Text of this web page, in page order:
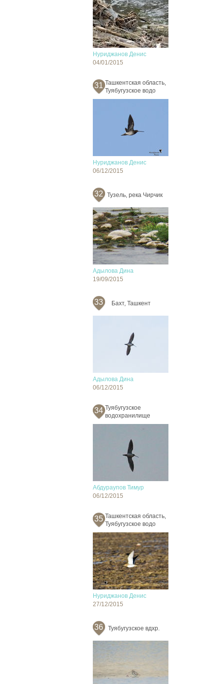
Нуриджанов Денис
04/01/2015
31 Ташкентская область,
Туябугузское водо
Нуриджанов Денис
06/12/2015
32 Тузель, река Чирчик
Адылова Дина
19/09/2015
33 Бахт, Ташкент
Адылова Дина
06/12/2015
34 Туябугузское
водохранилище
Абдураупов Тимур
06/12/2015
35 Ташкентская область,
Туябугузское водо
Нуриджанов Денис
27/12/2015
36 Туябугузское вдхр.